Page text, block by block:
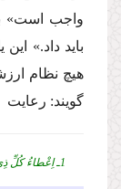
واجب است»
باید داد.»
هیچ نظام
گویند: رعایت
1ـ اِعْطاءُ كُلِّ ذِى حَق حَقَّهُ.